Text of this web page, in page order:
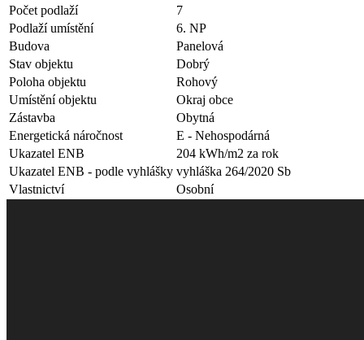
Počet podlaží
7
Podlaží umístění
6. NP
Budova
Panelová
Stav objektu
Dobrý
Poloha objektu
Rohový
Umístění objektu
Okraj obce
Zástavba
Obytná
Energetická náročnost
E - Nehospodárná
Ukazatel ENB
204 kWh/m2 za rok
Ukazatel ENB - podle vyhlášky vyhláška 264/2020 Sb
Vlastnictví
Osobní